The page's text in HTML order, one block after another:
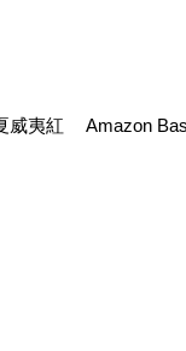
威夷紅
Amazon